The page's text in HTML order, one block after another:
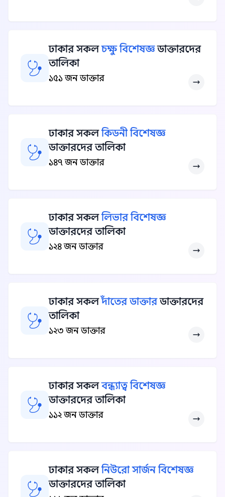
ঢাকার সকলচক্ষু বিশেষজ্ঞডাক্তারদের
তালিকা
১৫১ জন ডাক্তার
ঢাকার সকলকিডনী বিশেষজ্ঞ
ডাক্তারদের তালিকা
১৪৭ জন ডাক্তার
ঢাকার সকললিভার বিশেষজ্ঞ
ডাক্তারদের তালিকা
১২৪ জন ডাক্তার
ঢাকার সকলদাঁতের ডাক্তারডাক্তারদের
তালিকা
১২৩ জন ডাক্তার
ঢাকার সকলবন্ধ্যাত্ব বিশেষজ্ঞ
ডাক্তারদের তালিকা
১১২ জন ডাক্তার
ঢাকার সকলনিউরো সার্জন বিশেষজ্ঞ
ডাক্তারদের তালিকা